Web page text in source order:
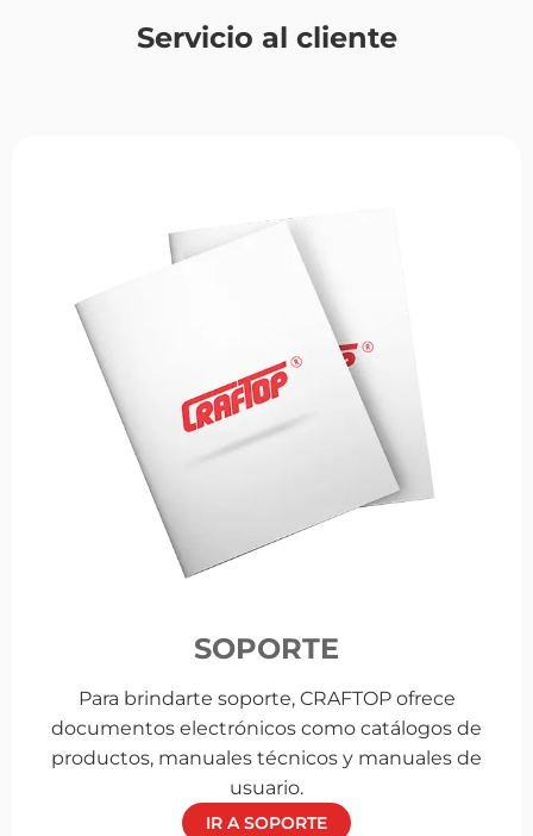
Servicio al cliente
SOPORTE
Para brindarte soporte, CRAFTOP ofrece
documentos electrónicos como catálogos de
productos, manuales técnicos y manuales de
usuario.
IR A SOPORTE